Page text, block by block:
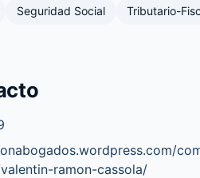
Seguridad Social
Tributario-
ramon-cassola/